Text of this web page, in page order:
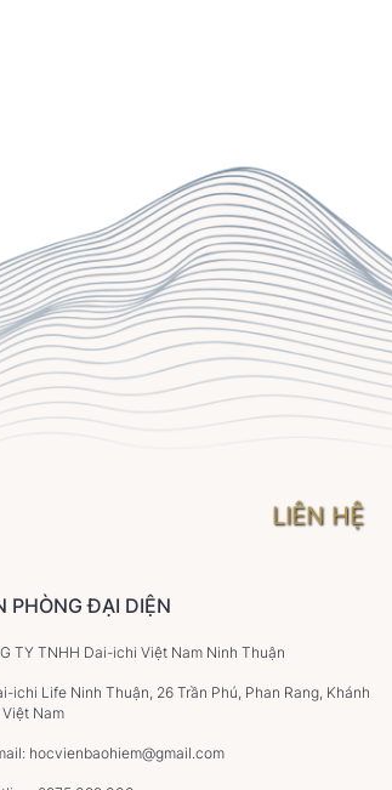
LIÊN HỆ
PHÒNG ĐẠI DIỆN
TY TNHH Dai-ichi Việt Nam Ninh Thuận
ichi Life Ninh Thuận, 26 Trần Phú, Phan Rang, Khánh
Việt Nam
hocvienbaohiem@gmail.com